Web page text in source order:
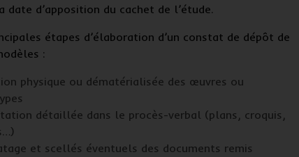
d’apposition du cachet de l’étude.
étapes d’élaboration d’un constat de dépôt de
:
physique ou dématérialisée des œuvres ou
détaillée dans le procès-verbal (plans, croquis,
et scellés éventuels des documents remis